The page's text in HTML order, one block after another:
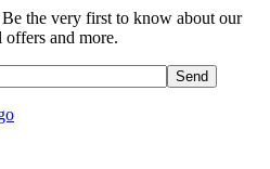
the very first to know about our
and more.
Send